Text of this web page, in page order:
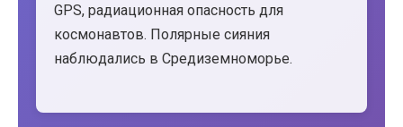
GPS, радиационная опасность для
космонавтов. Полярные сияния
наблюдались в Средиземноморье.